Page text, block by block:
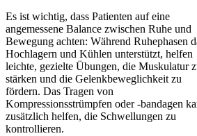
Es ist wichtig, dass Patienten auf eine
angemessene Balance zwischen Ruhe und
Bewegung achten: Während Ruhephasen
Hochlagern und Kühlen unterstützt, helfen
leichte, gezielte Übungen, die Muskulatur
stärken und die Gelenkbeweglichkeit zu
fördern. Das Tragen von
Kompressionsstrümpfen oder -bandagen
zusätzlich helfen, die Schwellungen zu
kontrollieren.